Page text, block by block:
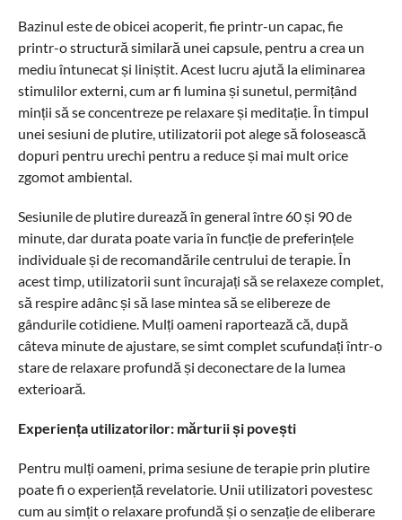
Bazinul este de obicei acoperit, fie printr-un capac, fie
printr-o structură similară unei capsule, pentru a crea un
mediu întunecat și liniștit. Acest lucru ajută la eliminarea
stimulilor externi, cum ar fi lumina și sunetul, permițând
minții să se concentreze pe relaxare și meditație. În timpul
unei sesiuni de plutire, utilizatorii pot alege să folosească
dopuri pentru urechi pentru a reduce și mai mult orice
zgomot ambiental.
Sesiunile de plutire durează în general între 60 și 90 de
minute, dar durata poate varia în funcție de preferințele
individuale și de recomandările centrului de terapie. În
acest timp, utilizatorii sunt încurajați să se relaxeze complet,
să respire adânc și să lase mintea să se elibereze de
gândurile cotidiene. Mulți oameni raportează că, după
câteva minute de ajustare, se simt complet scufundați într-o
stare de relaxare profundă și deconectare de la lumea
exterioară.
Experiența utilizatorilor: mărturii și povești
Pentru mulți oameni, prima sesiune de terapie prin plutire
poate fi o experiență revelatorie. Unii utilizatori povestesc
cum au simțit o relaxare profundă și o senzație de eliberare